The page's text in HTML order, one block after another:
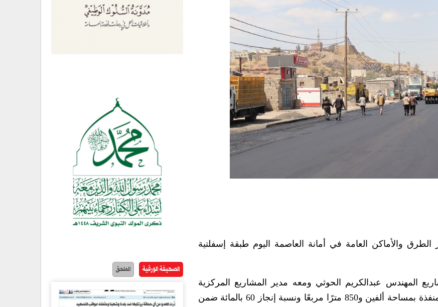
الطرق والأماكن العامة في أمانة العاصمة اليوم طبقة إسفلتية
المهندس عبدالكريم الحوثي ومعه مدير المشاريع المركزية
المهندس علي أبو الرجال على الأعمال الاسفلتية المنفذة بمساحة ألفين و850 مترًا مربعًا ونسبة إنجاز 60 بالمائة ضمن
الصحيفة الورقية الملحق